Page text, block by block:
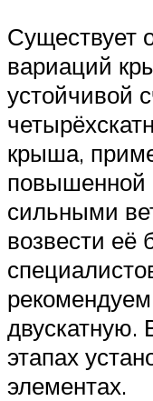
Существует
вариаций
устойчивой
крыша,
повышенной
сильными
возвести её
двускатную.
этапах
элементах.